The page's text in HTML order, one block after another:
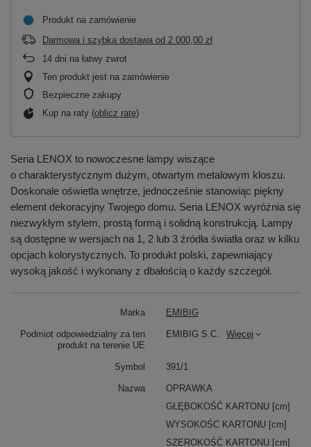
Produkt na zamówienie
Darmowa i szybka dostawa od 2 000,00 zł
14 dni na łatwy zwrot
Ten produkt jest na zamówienie
Bezpieczne zakupy
Kup na raty (oblicz ratę)
Seria LENOX to nowoczesne lampy wiszące
o charakterystycznym dużym, otwartym metalowym kloszu.
Doskonale oświetla wnętrze, jednocześnie stanowiąc piękny
element dekoracyjny Twojego domu. Seria LENOX wyróżnia się
niezwykłym stylem, prostą formą i solidną konstrukcją. Lampy
są dostępne w wersjach na 1, 2 lub 3 źródła światła oraz w kilku
opcjach kolorystycznych. To produkt polski, zapewniający
wysoką jakość i wykonany z dbałością o każdy szczegół.
Marka EMIBIG
Podmiot odpowiedzialny za ten
produkt na terenie UE
EMIBIG S.C. Więcej
Symbol 391/1
Nazwa
OPRAWKA
GŁĘBOKOŚĆ KARTONU [cm]
WYSOKOŚC KARTONU [cm]
SZEROKOŚĆ KARTONU [cm]